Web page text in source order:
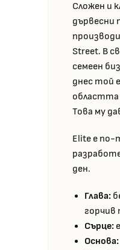
Сложен и
дървесни
Street. В
семеен
днес той
областта
Това му
Elite е по-
ден.
Глава:
горчив
Сърце:
Основа: